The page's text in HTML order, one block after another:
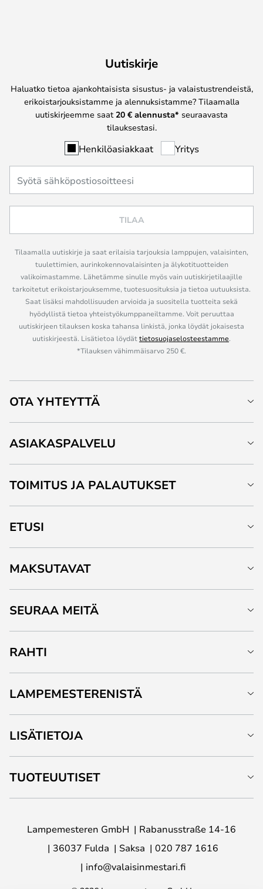
Uutiskirje
Haluatko tietoa ajankohtaisista sisustus- ja valaistustrendeistä,
erikoistarjouksistamme ja alennuksistamme? Tilaamalla
uutiskirjeemme saat 20 € alennusta* seuraavasta
tilauksestasi.
Henkilöasiakkaat Yritys
TILAA
Tilaamalla uutiskirje ja saat erilaisia tarjouksia lamppujen, valaisinten,
tuulettimien, aurinkokennovalaisinten ja älykotituotteiden
valikoimastamme. Lähetämme sinulle myös vain uutiskirjetilaajille
tarkoitetut erikoistarjouksemme, tuotesuosituksia ja tietoa uutuuksista.
Saat lisäksi mahdollisuuden arvioida ja suositella tuotteita sekä
hyödyllistä tietoa yhteistyökumppaneiltamme. Voit peruuttaa
uutiskirjeen tilauksen koska tahansa linkistä, jonka löydät jokaisesta
uutiskirjeestä. Lisätietoa löydättietosuojaselosteestamme.
*Tilauksen vähimmäisarvo 250 €.
OTA YHTEYTTÄ
ASIAKASPALVELU
TOIMITUS JA PALAUTUKSET
ETUSI
MAKSUTAVAT
SEURAA MEITÄ
RAHTI
LAMPEMESTERENISTÄ
LISÄTIETOJA
TUOTEUUTISET
Lampemesteren GmbH
Rabanusstraße 14-16
36037 Fulda
Saksa
020 787 1616
info@valaisinmestari.fi